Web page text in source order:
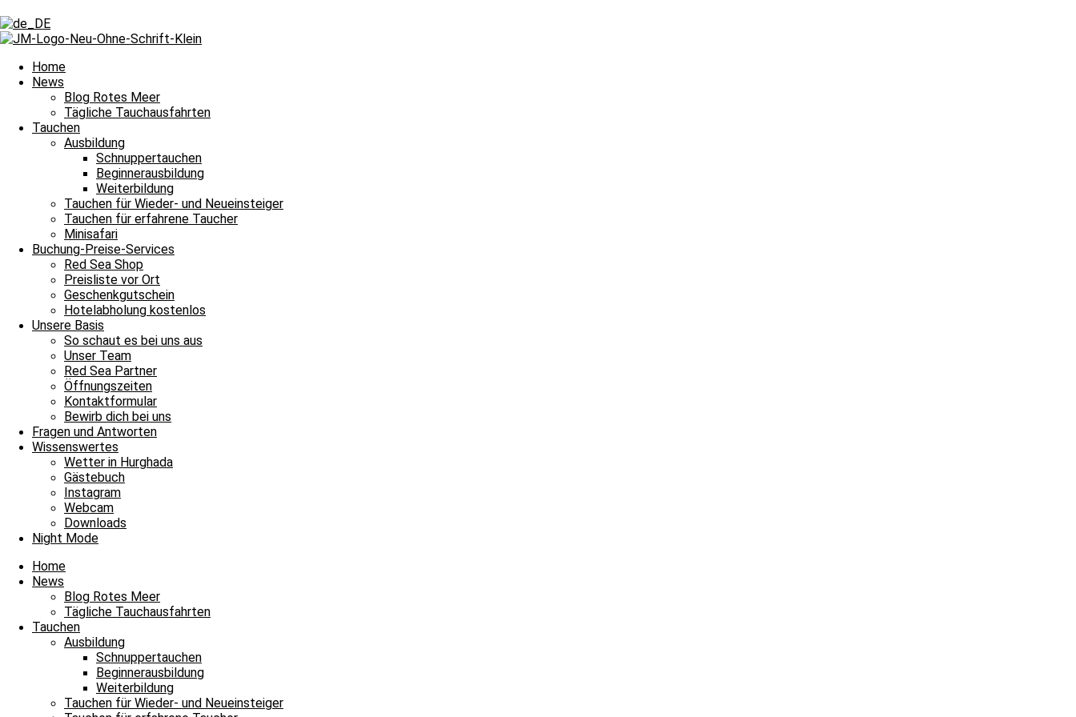
Home
News
Blog Rotes Meer
Tägliche Tauchausfahrten
Tauchen
Ausbildung
Schnuppertauchen
Beginnerausbildung
Weiterbildung
Tauchen für Wieder- und Neueinsteiger
Tauchen für erfahrene Taucher
Minisafari
Buchung-Preise-Services
Red Sea Shop
Preisliste vor Ort
Geschenkgutschein
Hotelabholung kostenlos
Unsere Basis
So schaut es bei uns aus
Unser Team
Red Sea Partner
Öffnungszeiten
Kontaktformular
Bewirb dich bei uns
Fragen und Antworten
Wissenswertes
Wetter in Hurghada
Gästebuch
Instagram
Webcam
Downloads
Night Mode
Home
News
Blog Rotes Meer
Tägliche Tauchausfahrten
Tauchen
Ausbildung
Schnuppertauchen
Beginnerausbildung
Weiterbildung
Tauchen für Wieder- und Neueinsteiger
Schlagwort: Seegras-Feilenfisch
Schlagwort: Seegras-Feilenfisch
Tarnkünstler in der Seegraswiese
Tarnkünstler in der Seegraswiese Heute wollen wir euch einen sehr interessanten Unterwasser-Lebensraum vorstellen: Die Seegraswiese. Fast weltweit finden wir vornehmlich
Weiterlesen »
6. September 2023Keine Kommentare
Impressum
Datenschutz
Kontakt
Stellenangebote / Jobsuche
Red Sea Partner
Red Sea Shop
News
Unsere Basis
Tauchen
Fragen und Antworten
Envelope Facebook Youtube
James & Mac Diving Center
Giftun Azur Resort
0000 Hurghada / Red Sea / Egypt
Tel: +20 122 311 8923
Tel Büro: +20 65 3463003